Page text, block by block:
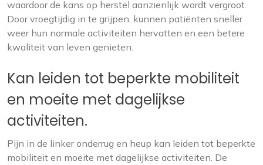
waardoor de kans op herstel aanzienlijk wordt vergroot.
Door vroegtijdig in te grijpen, kunnen patiënten sneller
weer hun normale activiteiten hervatten en een betere
kwaliteit van leven genieten.
Kan leiden tot beperkte mobiliteit
en moeite met dagelijkse
activiteiten.
Pijn in de linker onderrug en heup kan leiden tot beperkte
mobiliteit en moeite met dagelijkse activiteiten. De